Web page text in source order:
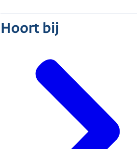
Hoort bij